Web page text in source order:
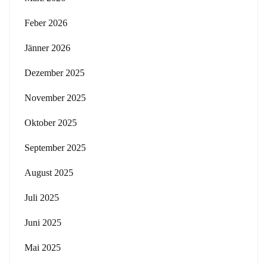
Feber 2026
Jänner 2026
Dezember 2025
November 2025
Oktober 2025
September 2025
August 2025
Juli 2025
Juni 2025
Mai 2025